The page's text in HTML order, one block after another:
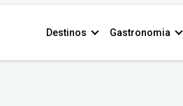
Destinos Gastronomia